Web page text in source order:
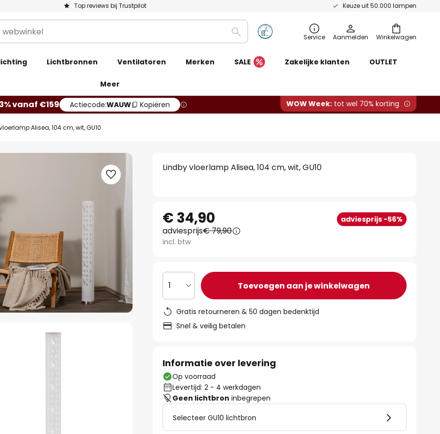
Top reviews bij Trustpilot Keuze uit 50.000 lampen
Winkelwagen
Zoeken Service Aanmelden
Lichtbronnen Ventilatoren Merken SALE Zakelijke klanten OUTLET
Meer
vanaf €159 Actiecode:WAUW Kopiëren WOW Week: tot wel 70% korting
Alisea, 104 cm, wit, GU10
Lindby vloerlamp Alisea, 104 cm, wit, GU10
€ 34,90 adviesprijs -56%
adviesprijs€ 79,90
incl. btw
1 Toevoegen aan je winkelwagen
Gratis retourneren & 50 dagen bedenktijd
Snel & veilig betalen
Informatie over levering
Op voorraad
Levertijd: 2 - 4 werkdagen
Geen lichtbron inbegrepen
Selecteer GU10 lichtbron